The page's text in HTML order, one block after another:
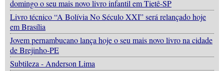
domingo o seu mais novo livro infantil em Tietê-SP
Livro técnico “A Bolívia No Século XXI” será relançado hoje
em Brasília
Jovem pernambucano lança hoje o seu mais novo livro na cidade
de Brejinho-PE
Subtileza - Anderson Lima